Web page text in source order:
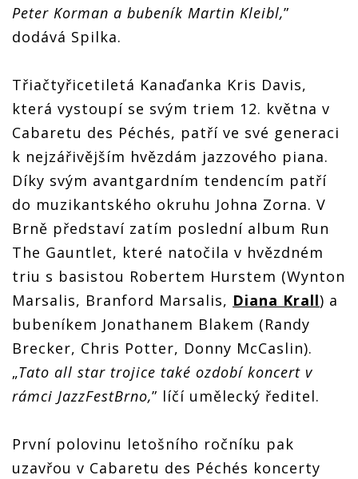
Peter Korman a bubeník Martin Kleibl,”
dodává Spilka.
Třiačtyřicetiletá Kanaďanka Kris Davis,
která vystoupí se svým triem 12. května v
Cabaretu des Péchés, patří ve své generaci
k nejzářivějším hvězdám jazzového piana.
Díky svým avantgardním tendencím patří
do muzikantského okruhu Johna Zorna. V
Brně představí zatím poslední album Run
The Gauntlet, které natočila v hvězdném
triu s basistou Robertem Hurstem (Wynton
Marsalis, Branford Marsalis, Diana Krall) a
bubeníkem Jonathanem Blakem (Randy
Brecker, Chris Potter, Donny McCaslin).
„Tato all star trojice také ozdobí koncert v
rámci JazzFestBrno,” líčí umělecký ředitel.
První polovinu letošního ročníku pak
uzavřou v Cabaretu des Péchés koncerty